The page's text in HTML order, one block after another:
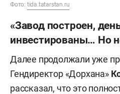
Фото: tida.tatarstan.ru
«Завод построен,
инвестированы… Но
Далее продолжали уже
Гендиректор «Дорхана»
рассказал, что это